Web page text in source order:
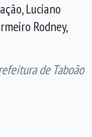
Luciano
Rodney,
de Taboão